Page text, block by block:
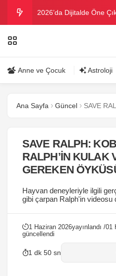
2026’da Dijitalde Öne
Danla Bilic ile Reynmen
Anne ve Çocuk Astroloji
Ana Sayfa Güncel
SAVE RALPH:
RALPH’İN KULAK
GEREKEN
Hayvan deneyleriyle ilgili
gibi çarpan Ralph'in videosu
1 Haziran 2026yayınlandı /01
güncellendi
1 dk 50 sn